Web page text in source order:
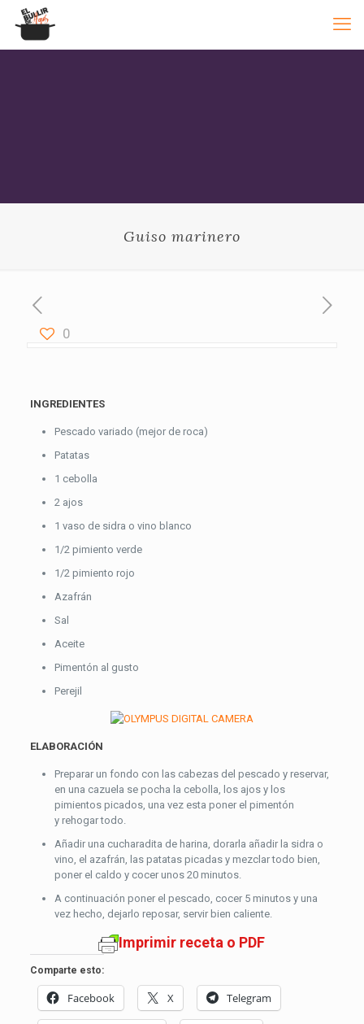
Guiso marinero
0
INGREDIENTES
Pescado variado (mejor de roca)
Patatas
1 cebolla
2 ajos
1 vaso de sidra o vino blanco
1/2 pimiento verde
1/2 pimiento rojo
Azafrán
Sal
Aceite
Pimentón al gusto
Perejil
ELABORACIÓN
Preparar un fondo con las cabezas del pescado y reservar,
en una cazuela se pocha la cebolla, los ajos y los
pimientos picados, una vez esta poner el pimentón
y rehogar todo.
Añadir una cucharadita de harina, dorarla añadir la sidra o
vino, el azafrán, las patatas picadas y mezclar todo bien,
poner el caldo y cocer unos 20 minutos.
A continuación poner el pescado, cocer 5 minutos y una
vez hecho, dejarlo reposar, servir bien caliente.
Imprimir receta o PDF
Comparte esto:
Facebook X Telegram